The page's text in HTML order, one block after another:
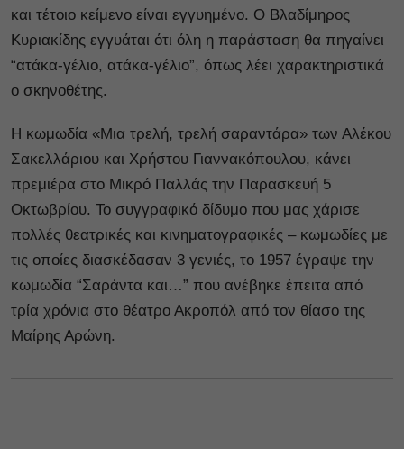
και τέτοιο κείμενο είναι εγγυημένο. Ο Βλαδίμηρος
Κυριακίδης εγγυάται ότι όλη η παράσταση θα πηγαίνει
“ατάκα-γέλιο, ατάκα-γέλιο”, όπως λέει χαρακτηριστικά
ο σκηνοθέτης.
Η κωμωδία «Μια τρελή, τρελή σαραντάρα» των Αλέκου
Σακελλάριου και Χρήστου Γιαννακόπουλου, κάνει
πρεμιέρα στο Μικρό Παλλάς την Παρασκευή 5
Οκτωβρίου. Το συγγραφικό δίδυμο που μας χάρισε
πολλές θεατρικές και κινηματογραφικές – κωμωδίες με
τις οποίες διασκέδασαν 3 γενιές, το 1957 έγραψε την
κωμωδία “Σαράντα και…” που ανέβηκε έπειτα από
τρία χρόνια στο θέατρο Ακροπόλ από τον θίασο της
Μαίρης Αρώνη.